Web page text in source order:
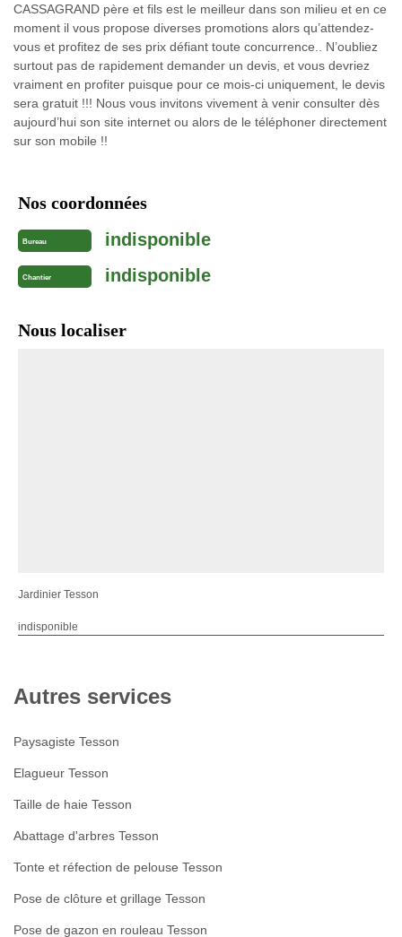
CASSAGRAND père et fils est le meilleur dans son milieu et en ce
moment il vous propose diverses promotions alors qu’attendez-
vous et profitez de ses prix défiant toute concurrence.. N’oubliez
surtout pas de rapidement demander un devis, et vous devriez
vraiment en profiter puisque pour ce mois-ci uniquement, le devis
sera gratuit !!! Nous vous invitons vivement à venir consulter dès
aujourd’hui son site internet ou alors de le téléphoner directement
sur son mobile !!
Nos coordonnées
Bureau indisponible
Chantier indisponible
Nous localiser
Jardinier Tesson
indisponible
Autres services
Paysagiste Tesson
Elagueur Tesson
Taille de haie Tesson
Abattage d'arbres Tesson
Tonte et réfection de pelouse Tesson
Pose de clôture et grillage Tesson
Pose de gazon en rouleau Tesson